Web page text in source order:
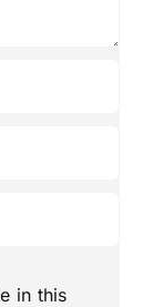
in this